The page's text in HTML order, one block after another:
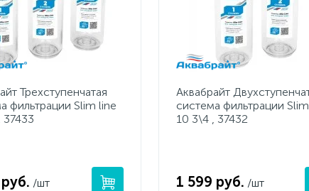
Трехступенчатая
фильтрации Slim line
37433
/шт
Аквабрайт
система фильтрации
10 3\4 , 37432
1 599 руб. /шт